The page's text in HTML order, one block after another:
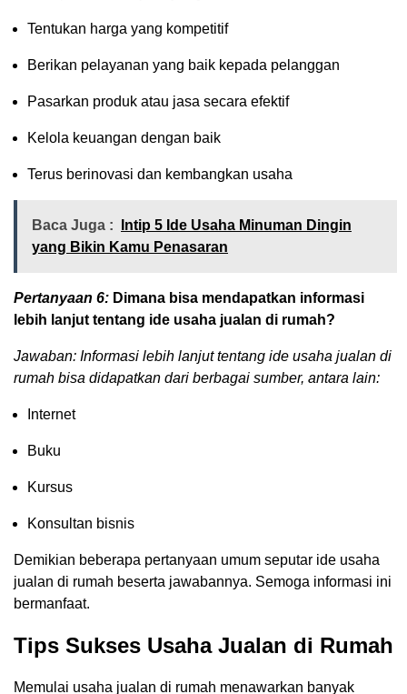
Tentukan harga yang kompetitif
Berikan pelayanan yang baik kepada pelanggan
Pasarkan produk atau jasa secara efektif
Kelola keuangan dengan baik
Terus berinovasi dan kembangkan usaha
Baca Juga :
Intip 5 Ide Usaha Minuman Dingin
yang Bikin Kamu Penasaran
Pertanyaan 6: Dimana bisa mendapatkan informasi
lebih lanjut tentang ide usaha jualan di rumah?
Jawaban: Informasi lebih lanjut tentang ide usaha jualan di
rumah bisa didapatkan dari berbagai sumber, antara lain:
Internet
Buku
Kursus
Konsultan bisnis
Demikian beberapa pertanyaan umum seputar ide usaha
jualan di rumah beserta jawabannya. Semoga informasi ini
bermanfaat.
Tips Sukses Usaha Jualan di Rumah
Memulai usaha jualan di rumah menawarkan banyak